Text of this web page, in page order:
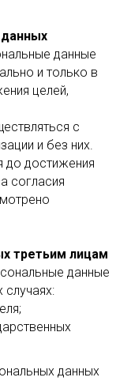
данных
данные
и только в
целей,
с
и без них.
до достижения
согласия
третьим лицам
данные
данных